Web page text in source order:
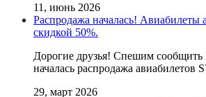
11, июнь 2026
Распродажа началась! Авиабилеты
скидкой 50%.
Дорогие друзья! Cпешим сообщить
началась распродажа авиабилетов
29, март 2026